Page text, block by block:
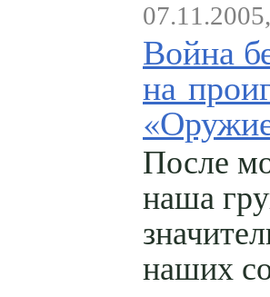
Война
на
После
наша
наших